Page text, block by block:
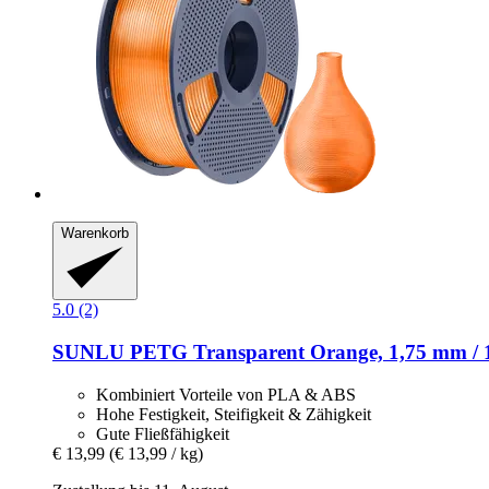
Warenkorb
5.0 (2)
SUNLU PETG Transparent Orange, 1,75 mm /
Kombiniert Vorteile von PLA & ABS
Hohe Festigkeit, Steifigkeit & Zähigkeit
Gute Fließfähigkeit
€ 13,99 (€ 13,99 / kg)